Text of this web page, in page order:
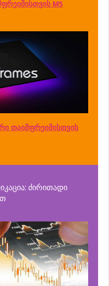
M5
თაიმფრეიმისთვის
ძირითადი